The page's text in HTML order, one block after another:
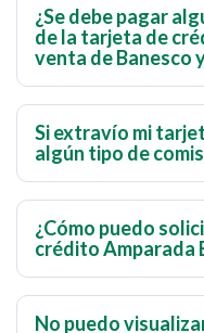
excederse del límite
compra mayor a dicho
tengas en la tarjeta,
¿Se debe pagar
de la tarjeta de
venta de Banesco
No se deben pagar
crédito en los puntos
Si extravío mi
algún tipo de
Sí, debes pagar una
extravío, robo o
crédito. Consulta
comisiones para
¿Cómo puedo
crédito Amparada
Para solicitar una
que tenga Tarjeta de
No puedo